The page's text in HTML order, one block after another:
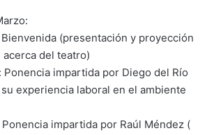
Bienvenida (presentación y proyección
del teatro)
Ponencia impartida por Diego del Río
experiencia laboral en el ambiente
Ponencia impartida por Raúl Méndez (